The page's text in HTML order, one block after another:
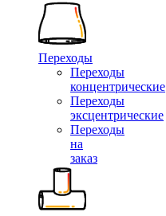
Переходы
Переходы
концентрические
Переходы
эксцентрические
Переходы
на
заказ